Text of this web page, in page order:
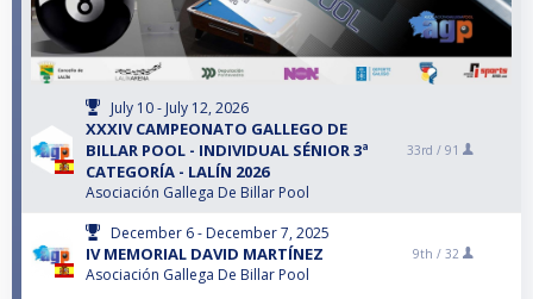
July 10 - July 12, 2026
XXXIV CAMPEONATO GALLEGO DE
BILLAR POOL - INDIVIDUAL SÉNIOR 3ª
CATEGORÍA - LALÍN 2026
Asociación Gallega De Billar Pool
33rd / 91
December 6 - December 7, 2025
IV MEMORIAL DAVID MARTÍNEZ
Asociación Gallega De Billar Pool
9th / 32